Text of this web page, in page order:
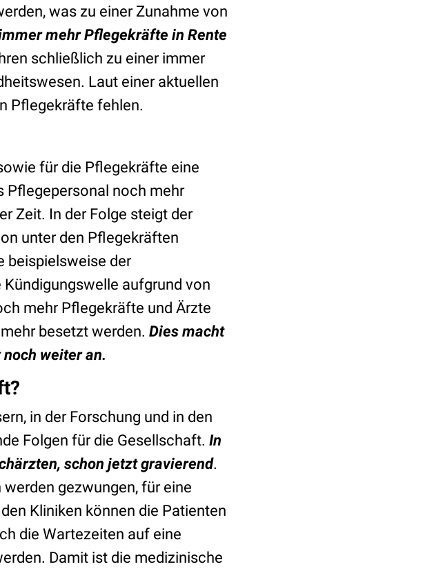
was zu einer Zunahme von
mehr Pflegekräfte in Rente
schließlich zu einer immer
Laut einer aktuellen
Pflegekräfte fehlen.
für die Pflegekräfte eine
Pflegepersonal noch mehr
Zeit. In der Folge steigt der
unter den Pflegekräften
beispielsweise der
aufgrund von
mehr Pflegekräfte und Ärzte
besetzt werden. Dies macht
weiter an.
in der Forschung und in den
Folgen für die Gesellschaft. In
schon jetzt gravierend.
gezwungen, für eine
Kliniken können die Patienten
die Wartezeiten auf eine
Damit ist die medizinische